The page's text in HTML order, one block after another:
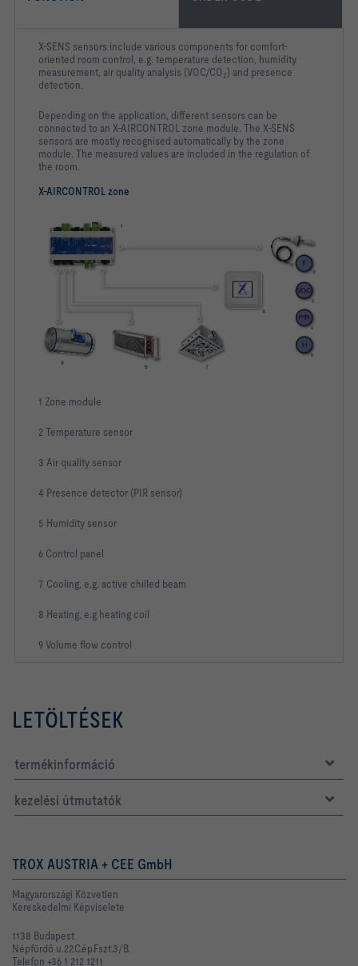
X-AIRCONTROL zone
1 Zone module
2 Temperature sensor
3 Air quality sensor
4 Presence detector (PIR sensor)
5 Humidity sensor
6 Control panel
7 Cooling, e.g. active chilled beam
8 Heating, e.g heating coil
9 Volume flow control
X-SENS sensors include various components for comfort-
oriented room control, e.g. temperature detection, humidity
measurement, air quality analysis (VOC/CO2) and presence
detection.
Depending on the application, different sensors can be
connected to an X-AIRCONTROL zone module. The X-SENS
sensors are mostly recognised automatically by the zone
module. The measured values are included in the regulation of
the room.
LETÖLTÉSEK
termékinformáció
kezelési útmutatók
TROX AUSTRIA + CEE GmbH
Magyarországi Közvetlen
Kereskedelmi Képviselete
1138 Budapest
Népfürdő u.22.C.ép.Fszt.3/B.
Telefon +36 1 212 1211